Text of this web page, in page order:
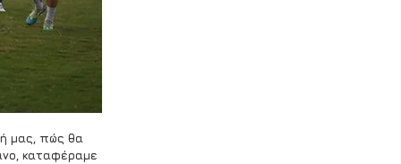
μας, πώς θα
καταφέραμε